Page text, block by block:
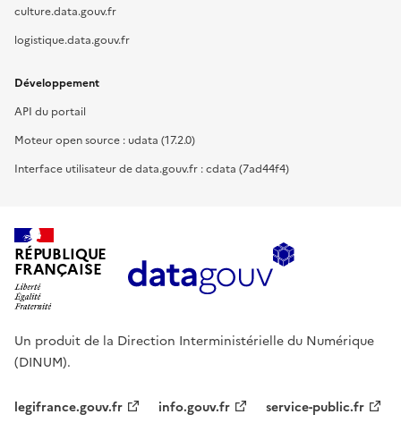
culture.data.gouv.fr
logistique.data.gouv.fr
Développement
API du portail
Moteur open source : udata (17.2.0)
Interface utilisateur de data.gouv.fr : cdata (7ad44f4)
RÉPUBLIQUE
FRANÇAISE
Un produit de la Direction Interministérielle du Numérique
(DINUM).
legifrance.gouv.fr info.gouv.fr service-public.fr